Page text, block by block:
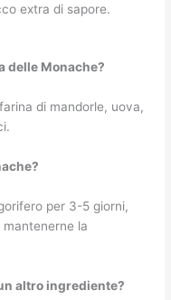
extra di sapore.
delle Monache?
di mandorle, uova,
per 3-5 giorni,
la
altro ingrediente?